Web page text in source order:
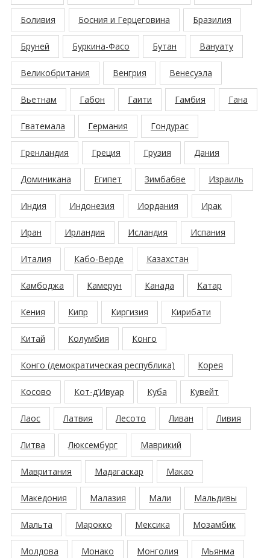
Боливия Босния и Герцеговина Бразилия
Бруней Буркина-Фасо Бутан Вануату
Великобритания Венгрия Венесуэла
Вьетнам Габон Гаити Гамбия Гана
Гватемала Германия Гондурас
Гренландия Греция Грузия Дания
Доминикана Египет Зимбабве Израиль
Индия Индонезия Иордания Ирак
Иран Ирландия Исландия Испания
Италия Кабо-Верде Казахстан
Камбоджа Камерун Канада Катар
Кения Кипр Киргизия Кирибати
Китай Колумбия Конго
Конго (демократическая республика) Корея
Косово Кот-д’Ивуар Куба Кувейт
Лаос Латвия Лесото Ливан Ливия
Литва Люксембург Маврикий
Мавритания Мадагаскар Макао
Македония Малазия Мали Мальдивы
Мальта Марокко Мексика Мозамбик
Молдова Монако Монголия Мьянма